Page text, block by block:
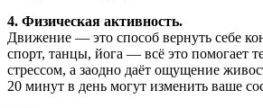
4. Физическая активность.
Движение — это способ вернуть себе
спорт, танцы, йога — всё это помогает
стрессом, а заодно даёт ощущение
20 минут в день могут изменить ваше